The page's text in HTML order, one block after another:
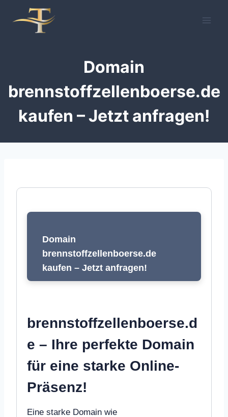
Inhalt
Domain
brennstoffzellenboerse.de
kaufen – Jetzt anfragen!
Domain
brennstoffzellenboerse.de
kaufen – Jetzt anfragen!
brennstoffzellenboerse.d
e – Ihre perfekte Domain
für eine starke Online-
Präsenz!
Eine starke Domain wie